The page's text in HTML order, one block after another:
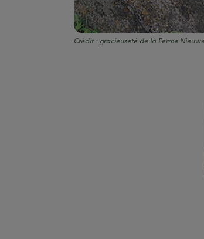
Crédit : gracieuseté de la Ferme
Auteurs de